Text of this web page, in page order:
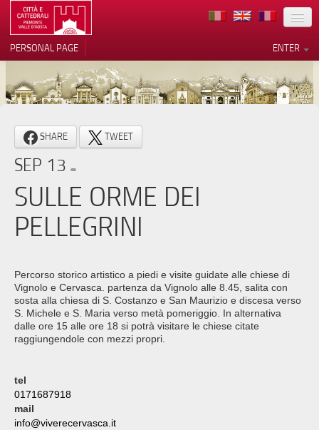
LOCATION
ARCHITECTURE
MUSEUMS
ITINERARIES
EVENTS
CONTACTS
PRESS
ENTER
PERSONAL PAGE
SHARE TWEET
SEP 13
SULLE ORME DEI
PELLEGRINI
Percorso storico artistico a piedi e visite guidate alle chiese di
Vignolo e Cervasca. partenza da Vignolo alle 8.45, salita con
sosta alla chiesa di S. Costanzo e San Maurizio e discesa verso
S. Michele e S. Maria verso metà pomeriggio. In alternativa
dalle ore 15 alle ore 18 si potrà visitare le chiese citate
raggiungendole con mezzi propri.
tel
0171687918
mail
info@viverecervasca.it
Notice at collection
Your Privacy Choices